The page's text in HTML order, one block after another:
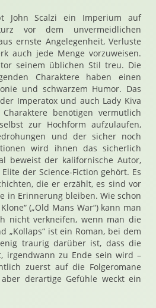
John Scalzi ein Imperium auf
vor dem unvermeidlichen
ernste Angelegenheit, Verluste
auch jede Menge vorzuweisen.
seinem üblichen Stil treu. Die
Charaktere haben einen
und schwarzem Humor. Das
Imperatox und auch Lady Kiva
benötigen vermutlich
zur Hochform aufzulaufen,
und der sicher noch
wird ihnen das sicherlich
beweist der kalifornische Autor,
der Science-Fiction gehört. Es
die er erzählt, es sind vor
in Erinnerung bleiben. Wie schon
(„Old Mans War“) kann man
nicht verkneifen, wenn man die
„Kollaps“ ist ein Roman, bei dem
traurig darüber ist, dass die
irgendwann zu Ende sein wird –
zuerst auf die Folgeromane
derartige Gefühle weckt ein